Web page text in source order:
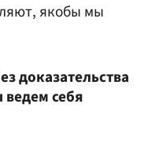
якобы мы
доказательства
себя